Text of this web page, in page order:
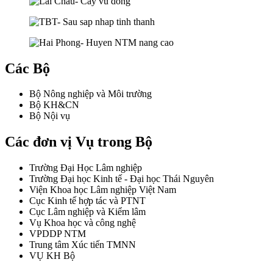
Các Bộ
Bộ Nông nghiệp và Môi trường
Bộ KH&CN
Bộ Nội vụ
Các đơn vị Vụ trong Bộ
Trường Đại Học Lâm nghiệp
Trường Đại học Kinh tế - Đại học Thái Nguyên
Viện Khoa học Lâm nghiệp Việt Nam
Cục Kinh tế hợp tác và PTNT
Cục Lâm nghiệp và Kiểm lâm
Vụ Khoa học và công nghệ
VPDDP NTM
Trung tâm Xúc tiến TMNN
VỤ KH Bộ